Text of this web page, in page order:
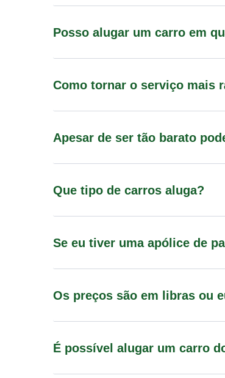
Posso alugar um carro em
Como tornar o serviço mais
Apesar de ser tão barato
Que tipo de carros aluga?
Se eu tiver uma apólice de
Os preços são em libras ou
É possível alugar um carro